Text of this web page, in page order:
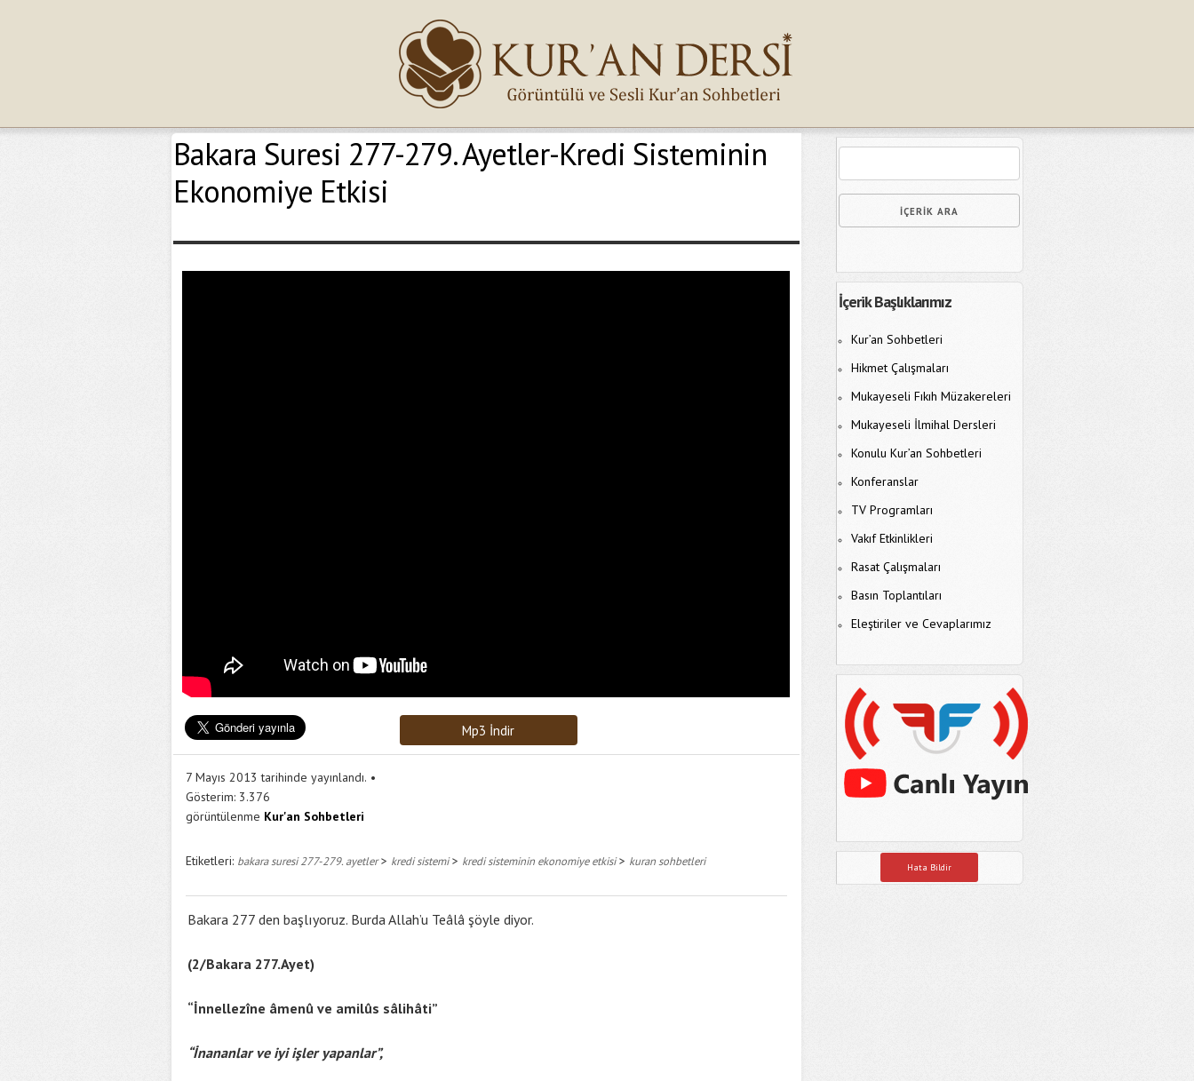
Bakara Suresi 277-279. Ayetler-Kredi Sisteminin
Ekonomiye Etkisi
Mp3 İndir
7 Mayıs 2013 tarihinde yayınlandı.
Gösterim: 3.376
görüntülenme Kur'an Sohbetleri
Etiketleri: bakara suresi 277-279. ayetler> kredi sistemi> kredi sisteminin ekonomiye etkisi> kuran sohbetleri
Bakara 277 den başlıyoruz. Burda Allah’u Teâlâ şöyle diyor.
(2/Bakara 277.Ayet)
“İnnellezîne âmenû ve amilûs sâlihâti”
“İnananlar ve iyi işler yapanlar”,
İçerik Başlıklarımız
Kur’an Sohbetleri
Hikmet Çalışmaları
Mukayeseli Fıkıh Müzakereleri
Mukayeseli İlmihal Dersleri
Konulu Kur’an Sohbetleri
Konferanslar
TV Programları
Vakıf Etkinlikleri
Rasat Çalışmaları
Basın Toplantıları
Eleştiriler ve Cevaplarımız
Hata Bildir